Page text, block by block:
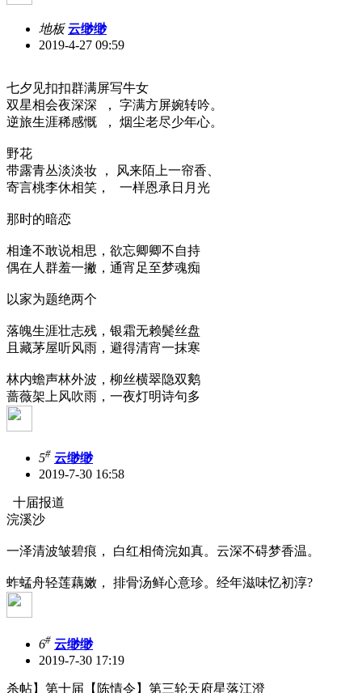
地板 云缈缈
2019-4-27 09:59
七夕见扣扣群满屏写牛女
双星相会夜深深 ， 字满方屏婉转吟。
逆旅生涯稀感慨 ， 烟尘老尽少年心。
野花
带露青丛淡淡妆 ， 风来陌上一帘香、
寄言桃李休相笑， 一样恩承日月光
那时的暗恋
相逢不敢说相思，欲忘卿卿不自持
偶在人群羞一撇，通宵足至梦魂痴
以家为题绝两个
落魄生涯壮志残，银霜无赖鬓丝盘
且藏茅屋听风雨，避得清宵一抹寒
林内蟾声林外波，柳丝横翠隐双鹅
蔷薇架上风吹雨，一夜灯明诗句多
5# 云缈缈
2019-7-30 16:58
十届报道
浣溪沙
一泽清波皱碧痕， 白红相倚浣如真。云深不碍梦香温。
蚱蜢舟轻莲藕嫩， 排骨汤鲜心意珍。经年滋味忆初淳?
6# 云缈缈
2019-7-30 17:19
杀帖】第十届【陈情令】第三轮天府星落江澄